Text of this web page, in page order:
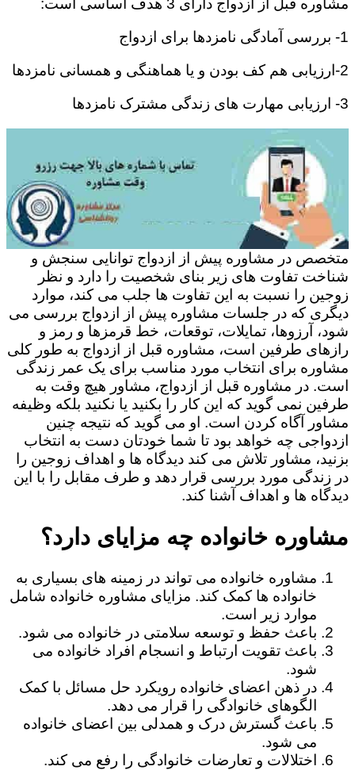
مشاوره قبل از ازدواج دارای 3 هدف اساسی است:
1- بررسی آمادگی نامزدها برای ازدواج
2-ارزیابی هم کف بودن و یا هماهنگی و همسانی نامزدها
3- ارزیابی مهارت های زندگی مشترک نامزدها
متخصص در مشاوره پیش از ازدواج توانایی سنجش و
شناخت تفاوت های زیر بنای شخصیت را دارد و نظر
زوجین را نسبت به این تفاوت ها جلب می کند، موارد
دیگری که در جلسات مشاوره پیش از ازدواج بررسی می
شود، آرزوها، تمایلات، توقعات، خط قرمزها و رمز و
رازهای طرفین است، مشاوره قبل از ازدواج به طور کلی
مشاوره برای انتخاب مورد مناسب برای یک عمر زندگی
است. در مشاوره قبل از ازدواج، مشاور هیچ وقت به
طرفین نمی گوید که این کار را بکنید یا نکنید بلکه وظیفه
مشاور آگاه کردن است. او می گوید که نتیجه چنین
ازدواجی چه خواهد بود تا شما خودتان دست به انتخاب
بزنید، مشاور تلاش می کند دیدگاه ها و اهداف زوجین را
در زندگی مورد بررسی قرار دهد و طرف مقابل را با این
دیدگاه ها و اهداف آشنا کند.
مشاوره خانواده چه مزایای دارد؟
مشاوره خانواده می تواند در زمینه های بسیاری به
خانواده ها کمک کند. مزایای مشاوره خانواده شامل
موارد زیر است.
باعث حفظ و توسعه سلامتی در خانواده می شود.
باعث تقویت ارتباط و انسجام افراد خانواده می
شود.
در ذهن اعضای خانواده رویکرد حل مسائل با کمک
الگوهای خانوادگی را قرار می دهد.
باعث گسترش درک و همدلی بین اعضای خانواده
می شود.
اختلالات و تعارضات خانوادگی را رفع می کند.